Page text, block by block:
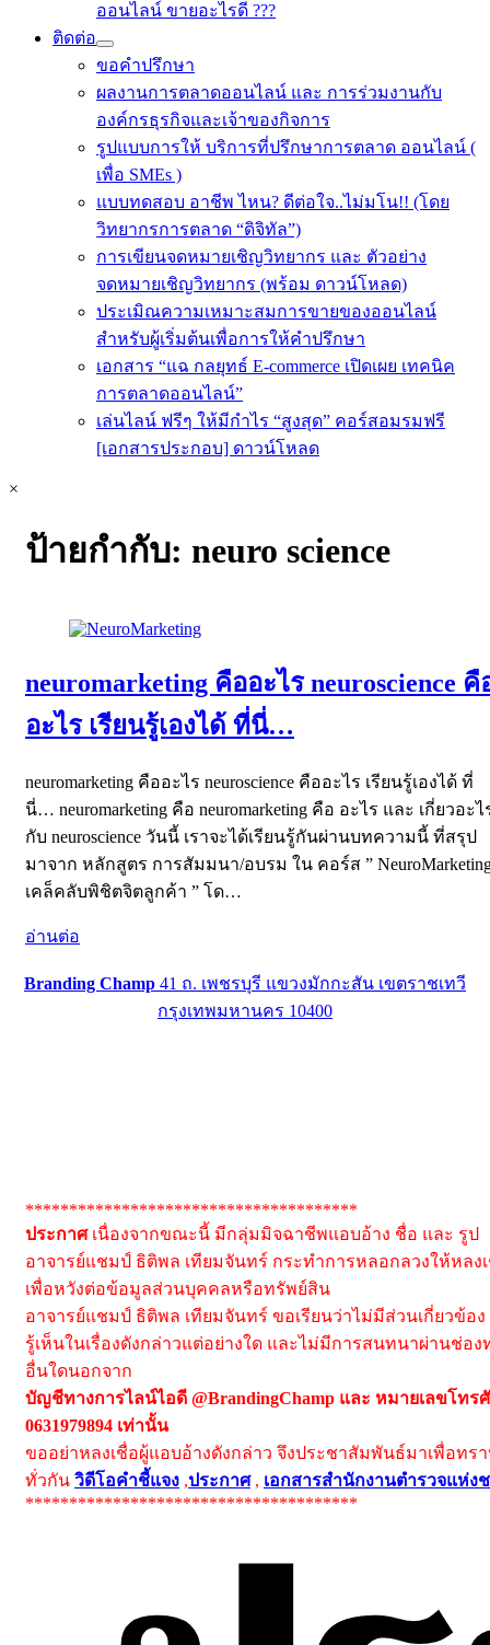
ออนไลน์ ขายอะไรดี ???
ติดต่อ
ขอคำปรึกษา
ผลงานการตลาดออนไลน์ และ การร่วมงานกับ
องค์กรธุรกิจและเจ้าของกิจการ
รูปแบบการให้ บริการที่ปรึกษาการตลาด ออนไลน์ (
เพื่อ SMEs )
แบบทดสอบ อาชีพ ไหน? ดีต่อใจ..ไม่มโน!! (โดย
วิทยากรการตลาด “ดิจิทัล”)
การเขียนจดหมายเชิญวิทยากร และ ตัวอย่าง
จดหมายเชิญวิทยากร (พร้อม ดาวน์โหลด)
ประเมิณความเหมาะสมการขายของออนไลน์
สำหรับผู้เริ่มต้นเพื่อการให้คำปรึกษา
เอกสาร “แฉ กลยุทธ์ E-commerce เปิดเผย เทคนิค
การตลาดออนไลน์”
เล่นไลน์ ฟรีๆ ให้มีกำไร “สูงสุด” คอร์สอมรมฟรี
[เอกสารประกอบ] ดาวน์โหลด
×
ป้ายกำกับ: neuro science
neuromarketing คืออะไร neuroscience คื
อะไร เรียนรู้เองได้ ที่นี่…
neuromarketing คืออะไร neuroscience คืออะไร เรียนรู้เองได้ ที่
นี่… neuromarketing คือ neuromarketing คือ อะไร และ เกี่ยวอะไ
กับ neuroscience วันนี้ เราจะได้เรียนรู้กันผ่านบทความนี้ ที่สรุป
มาจาก หลักสูตร การสัมมนา/อบรม ใน คอร์ส ”
เคล็คลับพิชิตจิตลูกค้า ” โด…
อ่านต่อ
Branding Champ 41 ถ. เพชรบุรี แขวงมักกะสัน เขตราชเทวี
กรุงเทพมหานคร 10400
**************************************
ประกาศเนื่องจากขณะนี้ มีกลุ่มมิจฉาชีพแอบอ้าง ชื่อ และ รูป
อาจารย์แชมป์ ธิติพล เทียมจันทร์ กระทำการหลอกลวงให้หลง
เพื่อหวังต่อข้อมูลส่วนบุคคลหรือทรัพย์สิน
อาจารย์แชมป์ ธิติพล เทียมจันทร์ ขอเรียนว่าไม่มีส่วนเกี่ยวข้อ
รู้เห็นในเรื่องดังกล่าวแต่อย่างใด และไม่มีการสนทนาผ่านช่อง
อื่นใดนอกจาก
บัญชีทางการไลน์ไอดี @BrandingChamp และ หมายเลขโทร
0631979894 เท่านั้น
ขออย่าหลงเชื่อผู้แอบอ้างดังกล่าว จึงประชาสัมพันธ์มาเพื่อทร
ทั่วกัน วิดีโอคำชี้แจง ,ประกาศ, เอกสารสำนักงานตำรวจแห่ง
**************************************